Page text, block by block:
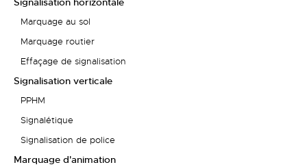
Marquage au sol
Marquage routier
Effaçage de signalisation
Signalisation verticale
PPHM
Signalétique
Signalisation de police
Marquage d'animation